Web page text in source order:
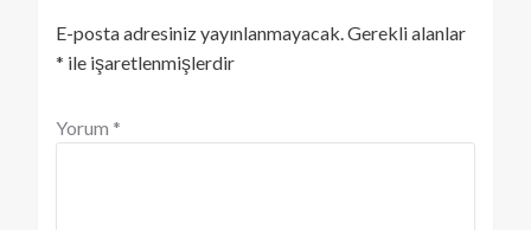
E-posta adresiniz yayınlanmayacak.Gerekli alanlar
* ile işaretlenmişlerdir
Yorum *